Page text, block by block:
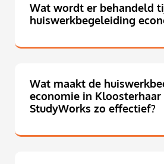
Wat wordt er behandeld
huiswerkbegeleiding
Wat maakt de
economie in Kloosterhaar
StudyWorks zo effectief?